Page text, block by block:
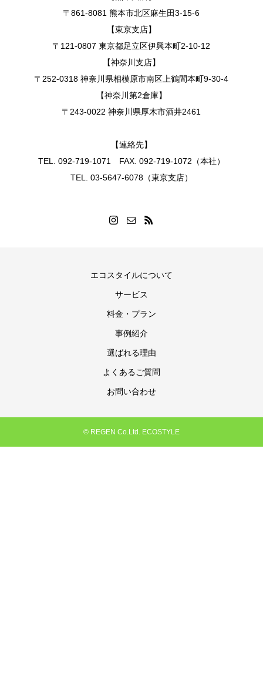
〒861-8081 熊本市北区麻生田3-15-6
【東京支店】
〒121-0807 東京都足立区伊興本町2-10-12
【神奈川支店】
〒252-0318 神奈川県相模原市南区上鶴間本町9-30-4
【神奈川第2倉庫】
〒243-0022 神奈川県厚木市酒井2461
【連絡先】
TEL. 092-719-1071 FAX. 092-719-1072（本社）
TEL. 03-5647-6078（東京支店）
エコスタイルについて
サービス
料金・プラン
事例紹介
選ばれる理由
よくあるご質問
お問い合わせ
© REGEN Co.Ltd. ECOSTYLE